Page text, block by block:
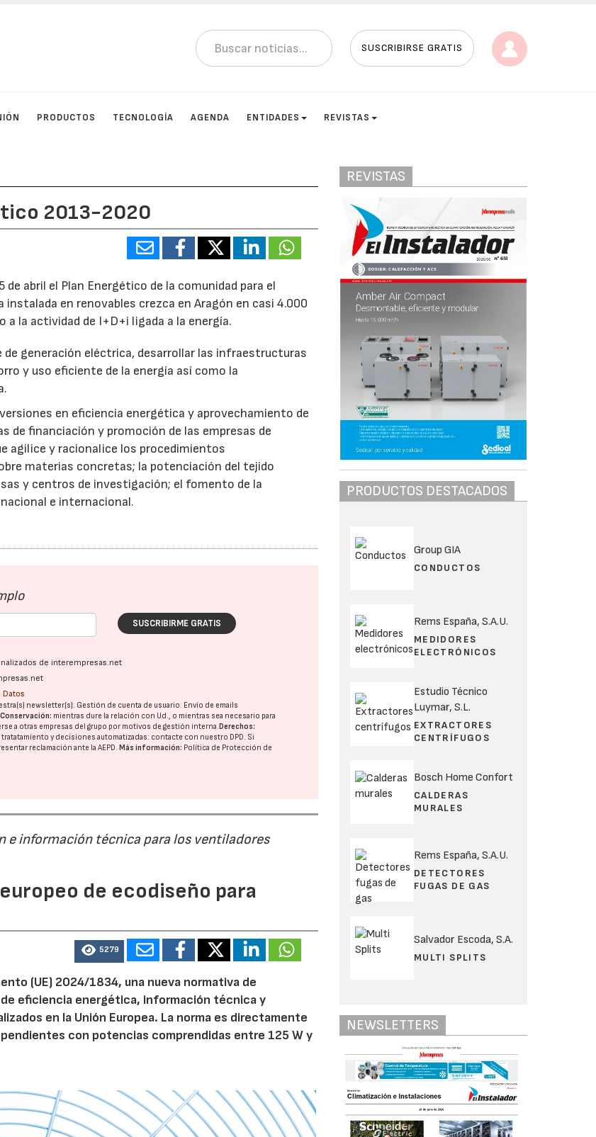
SUSCRIBIRSE GRATIS
PRODUCTOS TECNOLOGÍA AGENDA ENTIDADES REVISTAS
2013-2020
de abril el Plan Energético de la comunidad para el
en renovables crezca en Aragón en casi 4.000
la actividad de I+D+i ligada a la energía.
generación eléctrica, desarrollar las infraestructuras
y uso eficiente de la energía así como la
en eficiencia energética y aprovechamiento de
de financiación y promoción de las empresas de
agilice y racionalice los procedimientos
materias concretas; la potenciación del tejido
y centros de investigación; el fomento de la
e internacional.
SUSCRIBIRME GRATIS
de interempresas.net
Datos
newsletter(s). Gestión de cuenta de usuario. Envío de emails
Conservación: mientras dure la relación con Ud., o mientras sea necesario para
a otras empresas del grupo por motivos de gestión interna. Derechos:
y decisiones automatizadas: contacte con nuestro DPD. Si
reclamación ante laAEPD. Más información: Política de Protección de
e información técnica para los ventiladores
de ecodiseño para
5279
(UE) 2024/1834, una nueva normativa de
eficiencia energética, información técnica y
en la Unión Europea. La norma es directamente
con potencias comprendidas entre 125 W y
REVISTAS
PRODUCTOS DESTACADOS
Group GIA
CONDUCTOS
Rems España, S.A.U.
MEDIDORES
ELECTRÓNICOS
Estudio Técnico
Luymar, S.L.
EXTRACTORES
CENTRÍFUGOS
Bosch Home Confort
CALDERAS
MURALES
Rems España, S.A.U.
DETECTORES
FUGAS DE GAS
Salvador Escoda, S.A.
MULTI SPLITS
NEWSLETTERS